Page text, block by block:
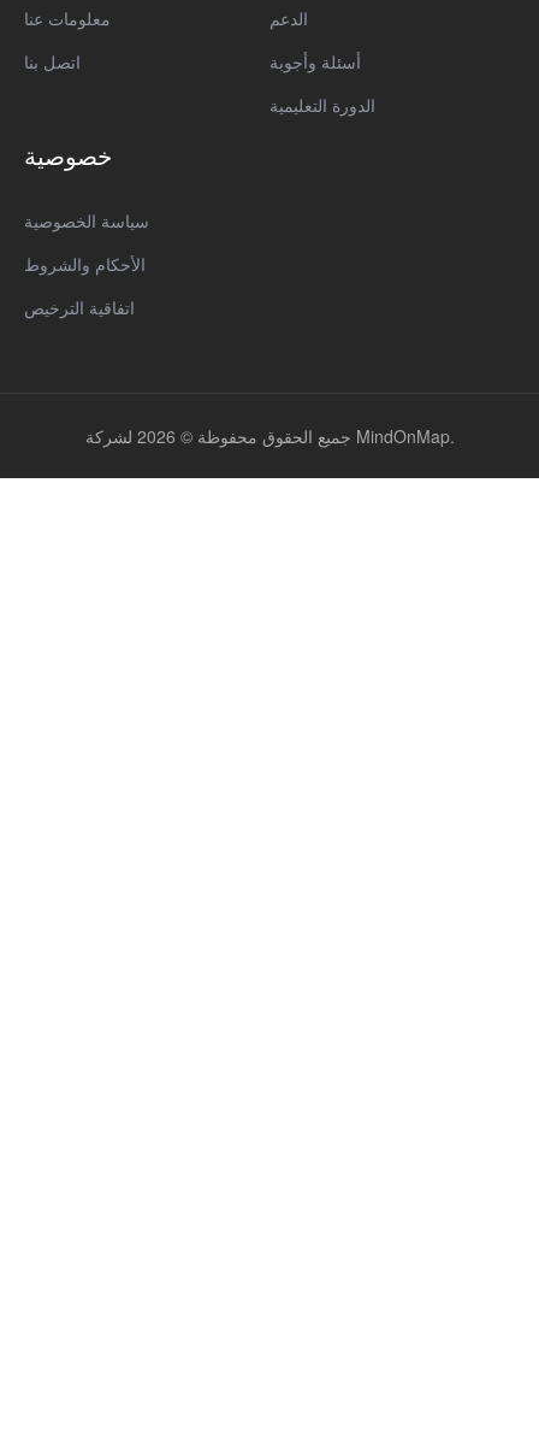
معلومات عنا
اتصل بنا
الدعم
أسئلة وأجوبة
الدورة التعليمية
خصوصية
سياسة الخصوصية
الأحكام والشروط
اتفاقية الترخيص
جميع الحقوق محفوظة © 2026 لشركة MindOnMap.